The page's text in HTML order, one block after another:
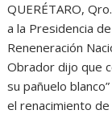
QUERÉTARO,
a la Presidencia
Reneneración
Obrador dijo que
su pañuelo
el renacimiento